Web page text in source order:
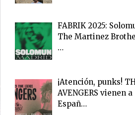
FABRIK 2025:
The Martinez
…
¡Atención, punks!
AVENGERS vienen a
Españ…